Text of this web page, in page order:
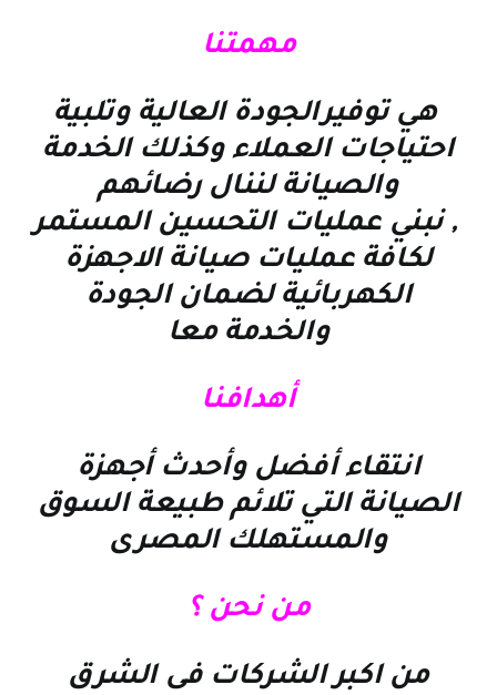
مهمتنا
هي توفيرالجودة العالية وتلبية
احتياجات العملاء وكذلك الخدمة
والصيانة لننال رضائهم
, نبني عمليات التحسين المستمر
لكافة عمليات صيانة الاجهزة
الكهربائية لضمان الجودة
والخدمة معا
أهدافنا
انتقاء أفضل وأحدث أجهزة
الصيانة التي تلائم طبيعة السوق
والمستهلك المصرى
من نحن ؟
من اكبر الشركات فى الشرق